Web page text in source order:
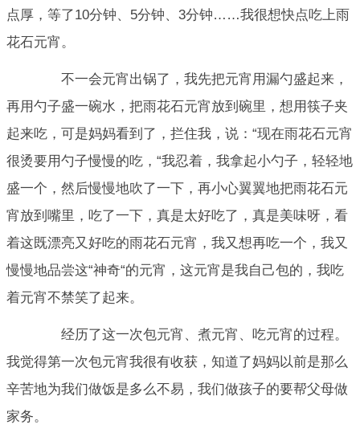
点厚，等了10分钟、5分钟、3分钟……我很想快点吃上雨
花石元宵。
不一会元宵出锅了，我先把元宵用漏勺盛起来，
再用勺子盛一碗水，把雨花石元宵放到碗里，想用筷子夹
起来吃，可是妈妈看到了，拦住我，说：“现在雨花石元宵
很烫要用勺子慢慢的吃，“我忍着，我拿起小勺子，轻轻地
盛一个，然后慢慢地吹了一下，再小心翼翼地把雨花石元
宵放到嘴里，吃了一下，真是太好吃了，真是美味呀，看
着这既漂亮又好吃的雨花石元宵，我又想再吃一个，我又
慢慢地品尝这“神奇“的元宵，这元宵是我自己包的，我吃
着元宵不禁笑了起来。
经历了这一次包元宵、煮元宵、吃元宵的过程。
我觉得第一次包元宵我很有收获，知道了妈妈以前是那么
辛苦地为我们做饭是多么不易，我们做孩子的要帮父母做
家务。